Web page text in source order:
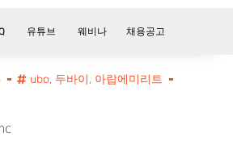
유튜브 웨비나 채용공고
ubo, 두바이, 아랍에미리트